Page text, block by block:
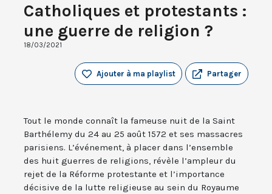
Catholiques et protestants :
une guerre de religion ?
18/03/2021
Partager
Ajouter à ma playlist
Tout le monde connaît la fameuse nuit de la Saint
Barthélemy du 24 au 25 août 1572 et ses massacres
parisiens. L’événement, à placer dans l’ensemble
des huit guerres de religions, révèle l’ampleur du
rejet de la Réforme protestante et l’importance
décisive de la lutte religieuse au sein du Royaume